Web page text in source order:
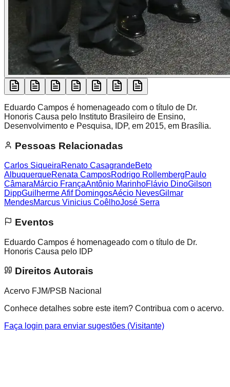
Eduardo Campos é homenageado com o título de Dr.
Honoris Causa pelo Instituto Brasileiro de Ensino,
Desenvolvimento e Pesquisa, IDP, em 2015, em Brasília.
Pessoas Relacionadas
Carlos SiqueiraRenato CasagrandeBeto
AlbuquerqueRenata CamposRodrigo RollembergPaulo
CâmaraMárcio FrançaAntônio MarinhoFlávio DinoGilson
DippGuilherme Afif DomingosAécio NevesGilmar
MendesMarcus Vinicius CoêlhoJosé Serra
Eventos
Eduardo Campos é homenageado com o título de Dr.
Honoris Causa pelo IDP
Direitos Autorais
Acervo FJM/PSB Nacional
Conhece detalhes sobre este item? Contribua com o acervo.
Faça login para enviar sugestões (Visitante)